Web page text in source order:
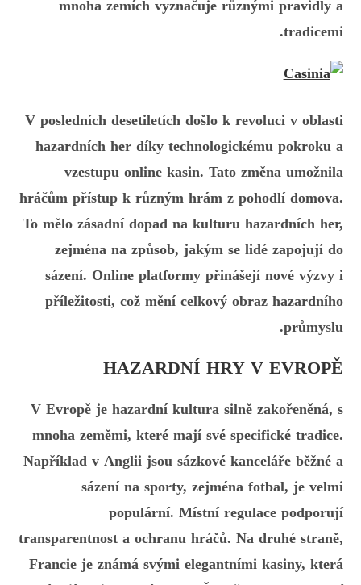
mnoha zemích vyznačuje různými pravidly a
tradicemi.
V posledních desetiletích došlo k revoluci v oblasti
hazardních her díky technologickému pokroku a
vzestupu online kasin. Tato změna umožnila
hráčům přístup k různým hrám z pohodlí domova.
To mělo zásadní dopad na kulturu hazardních her,
zejména na způsob, jakým se lidé zapojují do
sázení. Online platformy přinášejí nové výzvy i
příležitosti, což mění celkový obraz hazardního
průmyslu.
HAZARDNÍ HRY V EVROPĚ
V Evropě je hazardní kultura silně zakořeněná, s
mnoha zeměmi, které mají své specifické tradice.
Například v Anglii jsou sázkové kanceláře běžné a
sázení na sporty, zejména fotbal, je velmi
populární. Místní regulace podporují
transparentnost a ochranu hráčů. Na druhé straně,
Francie je známá svými elegantními kasiny, která